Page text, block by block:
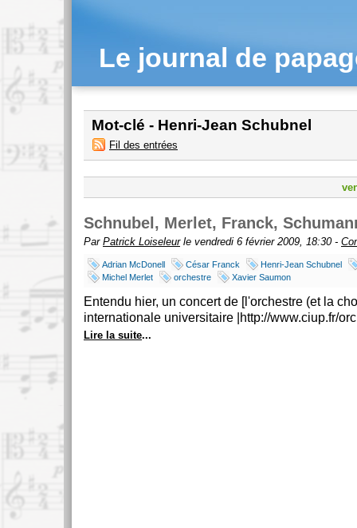
Le journal de
Mot-clé - Henri-Jean Schubnel
Fil des entrées
Schnubel, Merlet, Franck,
Par Patrick Loiseleurle vendredi 6 février 2009, 18:30 -
Adrian McDonell César Franck
Henri-Jean Schubnel
Michel Merlet
orchestre Xavier Saumon
Entendu hier, un concert de [l'orchestre (et la
internationale universitaire |http://www.ciup.fr/
Lire la suite...